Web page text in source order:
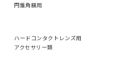
円錐角膜用
ハードコンタクトレンズ用
アクセサリー類